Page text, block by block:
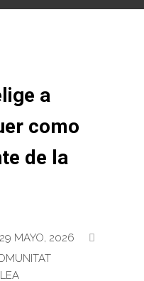
a
como
de la
29 MAYO, 2026